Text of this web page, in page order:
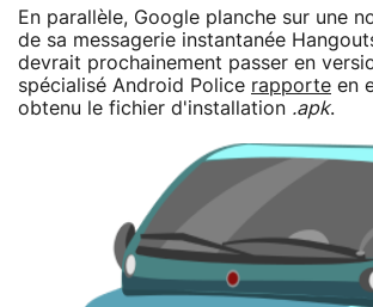
En parallèle, Google planche sur une
de sa messagerie instantanée
devrait prochainement passer en
spécialisé Android Police rapporte en
obtenu le fichier d'installation .apk.